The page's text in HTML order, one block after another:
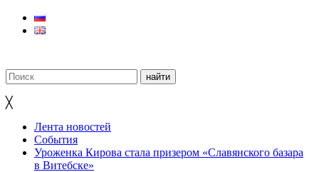
╳
Лента новостей
События
Уроженка Кирова стала призером «Славянского базара
в Витебске»